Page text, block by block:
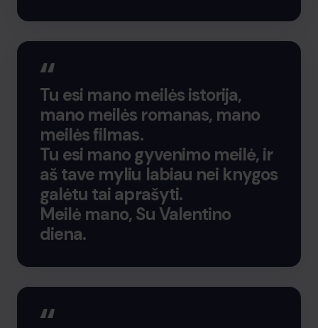
Tu esi mano meilės istorija,
mano meilės romanas, mano
meilės filmas.
Tu esi mano gyvenimo meilė, ir
aš tave myliu labiau nei knygos
galėtu tai aprašyti.
Meilė mano, Su Valentino
diena.